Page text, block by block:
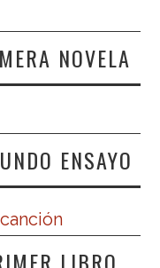
NOVELA
ENSAYO
LIBRO